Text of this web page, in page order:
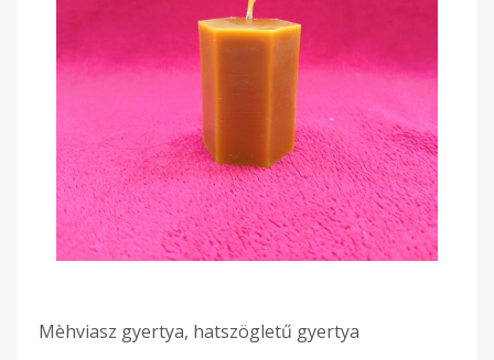
Mèhviasz gyertya, hatszögletű gyertya